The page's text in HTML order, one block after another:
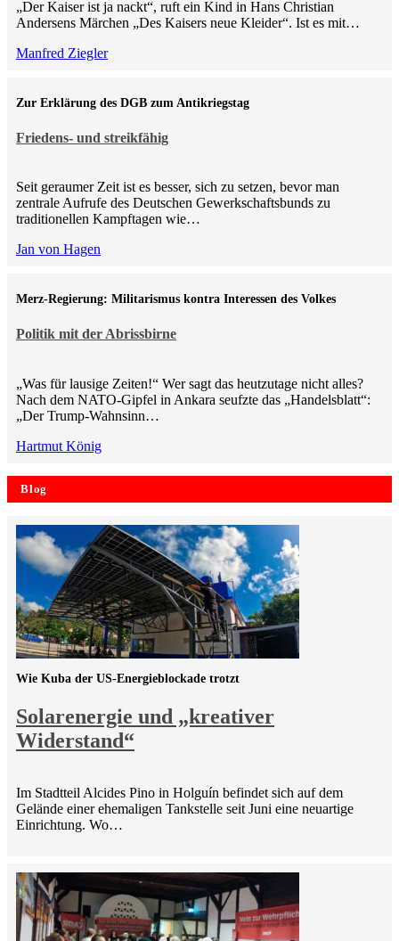
„Der Kaiser ist ja nackt“, ruft ein Kind in Hans Christian
Andersens Märchen „Des Kaisers neue Kleider“. Ist es mit…
Manfred Ziegler
Friedens- und streikfähig
Zur Erklärung des DGB zum Antikriegstag
Seit geraumer Zeit ist es besser, sich zu setzen, bevor man
zentrale Aufrufe des Deutschen Gewerkschaftsbunds zu
traditionellen Kampftagen wie…
Jan von Hagen
Politik mit der Abrissbirne
Merz-Regierung: Militarismus kontra Inte­ressen des Volkes
„Was für lausige Zeiten!“ Wer sagt das heutzutage nicht alles?
Nach dem NATO-Gipfel in Ankara seufzte das „Handelsblatt“:
„Der Trump-Wahnsinn…
Hartmut König
Blog
Solarenergie und „kreativer
Widerstand“
Wie Kuba der US-Energieblockade trotzt
Im Stadtteil Alcides Pino in Holguín befindet sich auf dem
Gelände einer ehemaligen Tankstelle seit Juni eine neuartige
Einrichtung. Wo…